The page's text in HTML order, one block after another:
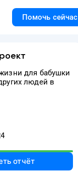
Помочь сейчас
для бабушки
людей в
отчёт